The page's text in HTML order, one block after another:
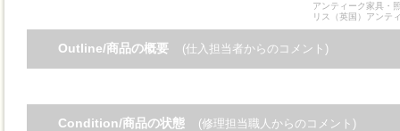
アンティーク家具・
リス（英国）アンテ
Outline/商品の概要 (仕入担当者からのコメント)
Condition/商品の状態 (修理担当職人からのコメント)